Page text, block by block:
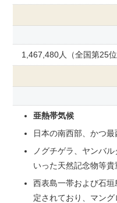
1,467,480人（全国第25位
亜熱帯気候
日本の南西部、かつ
ノグチゲラ、ヤンバ
いった天然記念物等貴
西表島一帯および石
定されており、マン